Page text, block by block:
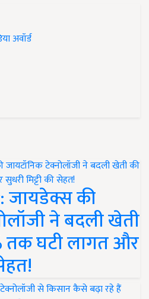
अवॉर्ड
जायडेक्स की
ने बदली खेती
तक घटी लागत और